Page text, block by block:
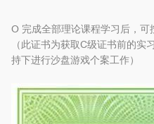
O 完成全部理论课程学习后，可
（此证书为获取C级证书前的实
持下进行沙盘游戏个案工作）